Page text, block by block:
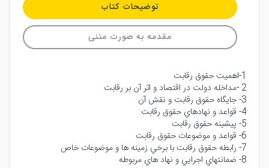
توضیحات کتاب
مقدمه به صورت متنی
1-اهميت حقوق رقابت
2 -مداخله دولت در اقتصاد و اثر آن بر رقابت
3- جايگاه حقوق رقابت و نقش آن
4- قواعد و نهادهاي حقوق رقابت
5- پيشينه حقوق رقابت
6- قواعد و موضوعات حقوق رقابت
7- رابطه حقوق رقابت با برخي زمينه ها و موضوعات خاص
8- ضمانتهاي اجرايي و نهاد هاي مربوطه